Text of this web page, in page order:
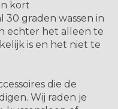
kort
30 graden wassen in
echter het alleen te
is en het niet te
die de
Wij raden je